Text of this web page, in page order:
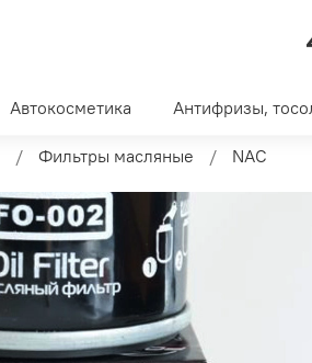
Автокосметика Антифризы,
Фильтры масляные NAC